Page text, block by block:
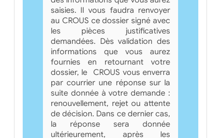
saisies. Il vous faudra renvoyer
au CROUS ce dossier signé avec
les pièces justificatives
demandées. Dès validation des
informations que vous aurez
fournies en retournant votre
dossier, le CROUS vous enverra
par courrier une réponse sur la
suite donnée à votre demande :
renouvellement, rejet ou attente
de décision. Dans ce dernier cas,
la réponse sera donnée
ultérieurement, après les